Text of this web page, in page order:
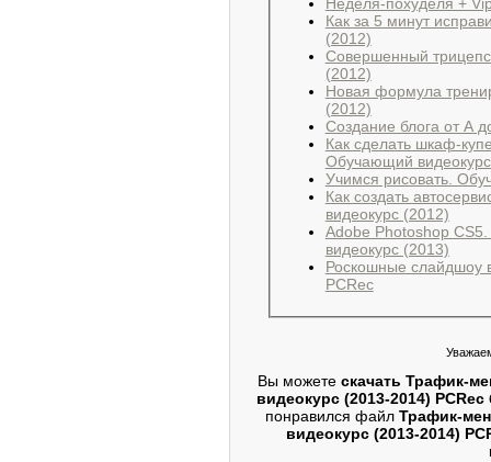
Неделя-похуделя +
Как за 5 минут
(2012)
Совеpшенный
(2012)
Новая формула
(2012)
Созданиe блога от А
Как сделать шкаф-
Обучающий
Учимся рисовать.
Как создать
видеокурс (2012)
Adobe Photoshop
видеокурс (2013)
Роскошные слайдшоу
PCRec
Вы можете скачать Трафик-
видеокурс (2013-2014) PCRec
понравился файл Трафик-
видеокурс (2013-2014)